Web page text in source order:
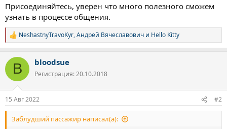
Присоединяйтесь, уверен что много полезного сможем
узнать в процессе общения.
Р
е
к
и
NeshastnyTravoKyr,Андрей Вячеславович и Hello Kitty
B bloodsue
Регистрация: 20.10.2018
15 Авг 2022 #2
Заблудший пассажир написал(а):